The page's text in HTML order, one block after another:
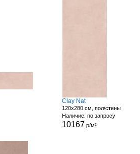
Clay Nat
120x280 см, пол/стены
Наличие: по запросу
10167 р/м²